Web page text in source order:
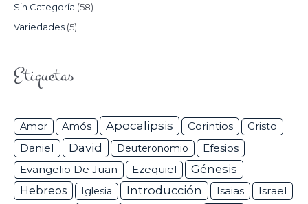
Sin Categoría (58)
Variedades (5)
Etiquetas
Amor Amós Apocalipsis Corintios Cristo
Daniel David Deuteronomio Efesios
Evangelio De Juan Ezequiel
Génesis
Hebreos
Iglesia Introducción Isaias Israel